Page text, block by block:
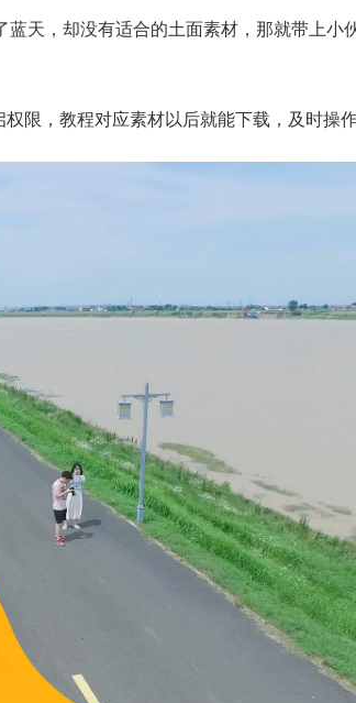
天，却没有适合的土面素材，那就带上小
限，教程对应素材以后就能下载，及时操